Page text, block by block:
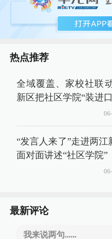
热点推荐
全域覆盖、家校社联
新区把社区学院“装进
“发言人来了”走进两江
面对面讲述“社区学院”
最新评论
我来说两句......